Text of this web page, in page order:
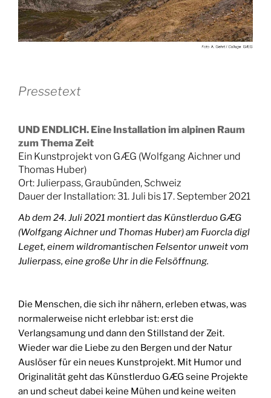
Pressetext
UND ENDLICH. Eine Installation im alpinen Raum
zum Thema Zeit
Ein Kunstprojekt von GÆG (Wolfgang Aichner und
Thomas Huber)
Ort: Julierpass, Graubünden, Schweiz
Dauer der Installation: 31. Juli bis 17. September 2021
Ab dem 24. Juli 2021 montiert das Künstlerduo GÆG
(Wolfgang Aichner und Thomas Huber) am Fuorcla digl
Leget, einem wildromantischen Felsentor unweit vom
Julierpass, eine große Uhr in die Felsöffnung.
Die Menschen, die sich ihr nähern, erleben etwas, was
normalerweise nicht erlebbar ist: erst die
Verlangsamung und dann den Stillstand der Zeit.
Wieder war die Liebe zu den Bergen und der Natur
Auslöser für ein neues Kunstprojekt. Mit Humor und
Originalität geht das Künstlerduo GÆG seine Projekte
an und scheut dabei keine Mühen und keine weiten